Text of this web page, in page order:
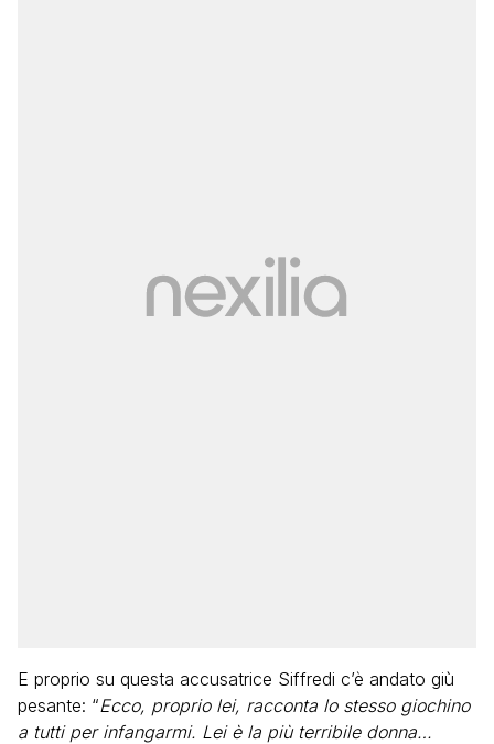
E proprio su questa accusatrice Siffredi c’è andato giù
pesante: “Ecco, proprio lei, racconta lo stesso giochino
a tutti per infangarmi. Lei è la più terribile donna…